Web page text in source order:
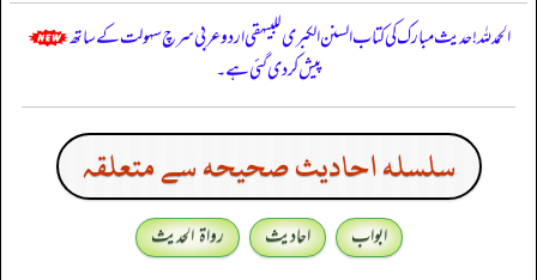
الحمدللہ! حدیث مبارک کی کتاب السنن الكبرى للبيهقي اردو عربی سرچ سہولت کے ساتھ
پیش کر دی گئی ہے۔
سلسله احاديث صحيحه سے متعلقہ
ابواب احادیث
رواۃ الحدیث